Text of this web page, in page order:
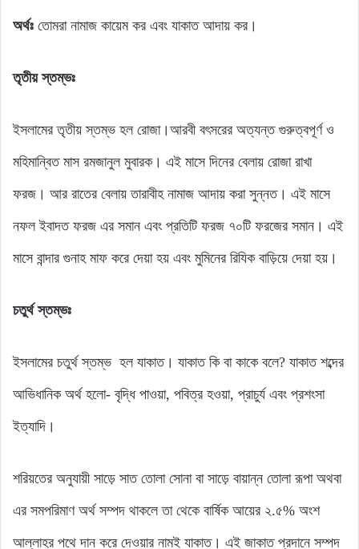
অর্থঃ তোমরা নামাজ কায়েম কর এবং যাকাত আদায় কর।
তৃতীয় স্তম্ভঃ
ইসলামের তৃতীয় স্তম্ভ হল রোজা।আরবী বৎসরের অত্যন্ত গুরুত্বপূর্ণ ও
মহিমান্বিত মাস রমজানুল মুবারক। এই মাসে দিনের বেলায় রোজা রাখা
ফরজ। আর রাতের বেলায় তারাবীহ নামাজ আদায় করা সুন্নত। এই মাসে
নফল ইবাদত ফরজ এর সমান এবং প্রতিটি ফরজ ৭০টি ফরজের সমান। এই
মাসে বান্দার গুনাহ মাফ করে দেয়া হয় এবং মুমিনের রিযিক বাড়িয়ে দেয়া হয়।
চতুর্থ স্তম্ভঃ
ইসলামের চতুর্থ স্তম্ভ হল যাকাত। যাকাত কি বা কাকে বলে? যাকাত শব্দের
আভিধানিক অর্থ হলো- বৃদ্ধি পাওয়া, পবিত্র হওয়া, প্রাচুর্য এবং প্রশংসা
ইত্যাদি।
শরিয়তের অনুযায়ী সাড়ে সাত তোলা সোনা বা সাড়ে বায়ান্ন তোলা রূপা অথবা
এর সমপরিমাণ অর্থ সম্পদ থাকলে তা থেকে বার্ষিক আয়ের ২.৫% অংশ
আল্লাহর পথে দান করে দেওয়ার নামই যাকাত। এই জাকাত প্রদানে সম্পদ